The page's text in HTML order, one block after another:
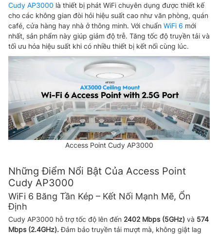
Cudy AP3000 là thiết bị phát WiFi chuyên dụng được thiết kế
cho các không gian đòi hỏi hiệu suất cao như văn phòng, quán
café, cửa hàng hay nhà ở thông minh. Với chuẩn WiFi 6 mới
nhất, sản phẩm này giúp giảm độ trễ. Tăng tốc độ truyền tải và
tối ưu hóa hiệu suất khi có nhiều thiết bị kết nối cùng lúc.
Access Point Cudy AP3000
Những Điểm Nổi Bật Của Access Point
Cudy AP3000
WiFi 6 Băng Tần Kép – Kết Nối Mạnh Mẽ, Ổn
Định
Cudy AP3000 hỗ trợ tốc độ lên đến 2402 Mbps (5GHz) và 574
Mbps (2.4GHz).Đảm bảo truyền tải mượt mà, không giật lag